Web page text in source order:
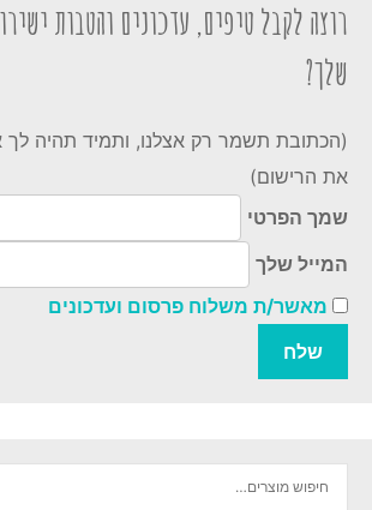
רוצה לקבל טיפים, עדכונים והטבות
שלך?
(הכתובת תשמר רק אצלנו, ותמיד תהיה
את הרישום)
שמך הפרטי
המייל שלך
מאשר/ת משלוח פרסום ועדכונים
חיפוש